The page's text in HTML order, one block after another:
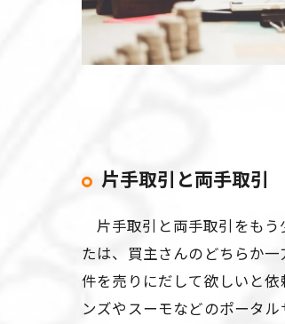
片手取引と両手取引
片手取引と両手取引をもう
たは、買主さんのどちらか
件を売りにだして欲しいと
ンズやスーモなどのポータ